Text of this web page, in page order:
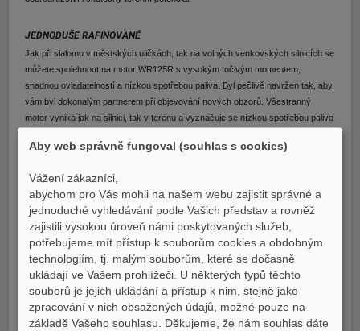
JEDNODUŠE RAFINOVANÉ
Jak při slalomu v městských uličkách, tak na volných venkovských silnicích se
můžete spolehnout na motor WR125R s vysokým točivým momentem,
snadnou ovladatelností a nízkou spotřebou paliva. Byl pečlivě navržen tak, aby
vám byl dokonalým partnerem při objevování nových obzorů. Všestranný
motor vyniká jak na silnici, tak v terénu a vyznačuje se nízkou spotřebou paliva
žádný problém. S agilním podvozkem se bez obav mohou do terénních
jízdy na motocyklu každému.
WR125R je díky své propracované jednoduchosti pohodlný a příjemný pro
každodenní jízdu, přičemž funkce, jako je multifunkční přístrojový panel LCD s
možností připojení chytrého telefonu, nabízejí pohodlí, a přední brzda s
jednokanálovým ABS poskytuje jistý brzdný výkon.
Design modelu WR125R vychází z tradičních off-roadových motivů značky
Yamaha a mísí je s moderními prvky. Výsledkem je stroj s výraznými
Aby web správně fungoval (souhlas s cookies)
Vážení zákazníci,
abychom pro Vás mohli na našem webu zajistit správné a
jednoduché vyhledávání podle Vašich představ a rovněž
zajistili vysokou úroveň námi poskytovaných služeb,
potřebujeme mít přístup k souborům cookies a obdobným
technologiím, tj. malým souborům, které se dočasně
ukládají ve Vašem prohlížeči. U některých typů těchto
souborů je jejich ukládání a přístup k nim, stejně jako
zpracování v nich obsažených údajů, možné pouze na
základě Vašeho souhlasu. Děkujeme, že nám souhlas dáte